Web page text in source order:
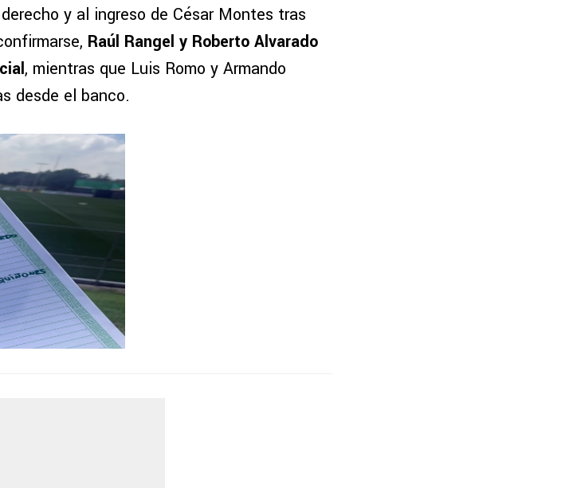
y al ingreso de César Montes tras
Raúl Rangel y Roberto Alvarado
, mientras que Luis Romo y Armando
desde el banco.